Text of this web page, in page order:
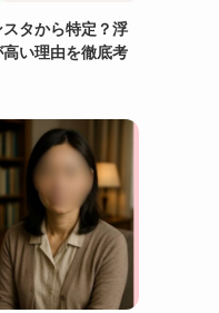
タから特定？浮
い理由を徹底考